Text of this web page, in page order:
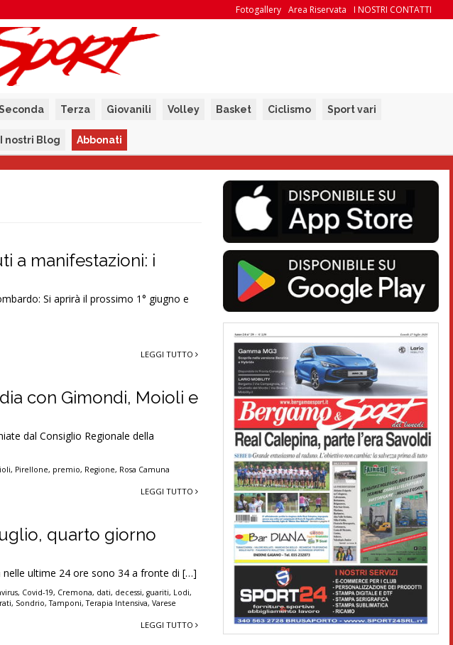
I NOSTRI CONTATTI
Area Riservata
Fotogallery
Terza Giovanili Volley Basket Ciclismo Sport vari
I nostri Blog Abbonati
a manifestazioni: i
Si aprirà il prossimo 1° giugno e
LEGGI TUTTO
con Gimondi, Moioli e
dal Consiglio Regionale della
, Pirellone, premio, Regione, Rosa Camuna
LEGGI TUTTO
quarto giorno
ultime 24 ore sono 34 a fronte di […]
, Covid-19, Cremona, dati, decessi,guariti, Lodi,
, Sondrio,Tamponi,Terapia Intensiva,Varese
LEGGI TUTTO